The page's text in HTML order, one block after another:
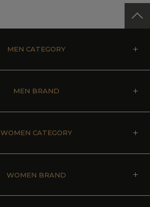
MEN CATEGORY
MEN BRAND
WOMEN CATEGORY
WOMEN BRAND